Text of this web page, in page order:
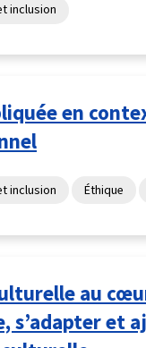
inclusion
en
inclusion Éthique
au
s’adapter et